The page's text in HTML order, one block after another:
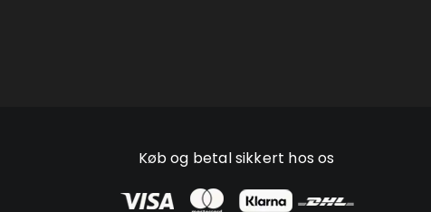
Køb og betal sikkert hos os